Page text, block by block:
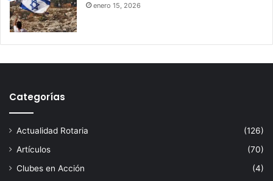
enero 15, 2026
Categorías
Actualidad Rotaria
(126)
Artículos
(70)
Clubes en Acción
(4)